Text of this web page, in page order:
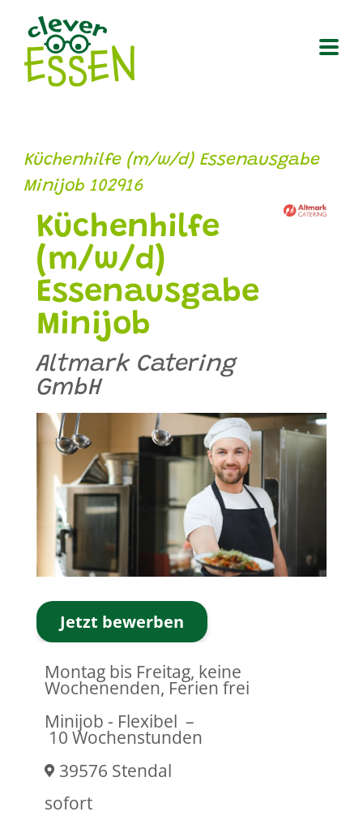
Inhalt
springen
Küchenhilfe (m/w/d) Essenausgabe
Minijob 102916
Küchenhilfe
(m/w/d)
Essenausgabe
Minijob
Altmark Catering
GmbH
Jetzt bewerben
Montag bis Freitag, keine
Wochenenden, Ferien frei
Minijob - Flexibel–
10 Wochenstunden
39576 Stendal
sofort